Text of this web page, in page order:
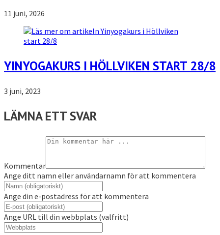
11 juni, 2026
YINYOGAKURS I HÖLLVIKEN START 28/8
3 juni, 2023
LÄMNA ETT SVAR
Kommentar
Ange ditt namn eller användarnamn för att kommentera
Ange din e-postadress för att kommentera
Ange URL till din webbplats (valfritt)